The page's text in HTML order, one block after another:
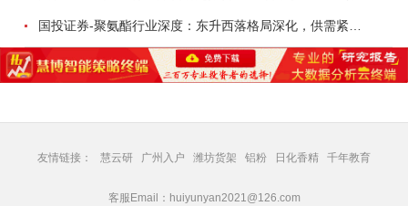
国投证券-聚氨酯行业深度：东升西落格局深化，供需紧平衡驱动盈利修复-260804
友情链接： 慧云研 广州入户 潍坊货架 铝粉 日化香精 千年教育
客服Email：huiyunyan2021@126.com